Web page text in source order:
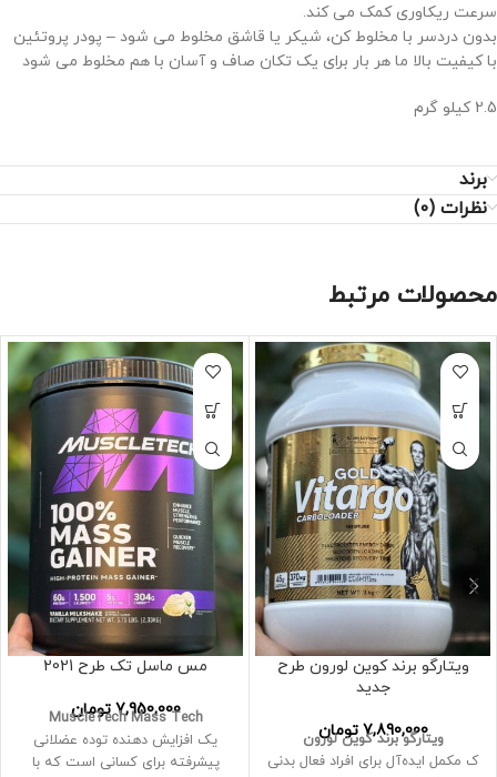
سرعت ریکاوری کمک می کند.
بدون دردسر با مخلوط کن، شیکر یا قاشق مخلوط می شود – پودر پروتئین
با کیفیت بالا ما هر بار برای یک تکان صاف و آسان با هم مخلوط می شود
2.5 کیلو گرم
برند
نظرات (0)
محصولات مرتبط
ویتارگو برند کوین لورون طرح
جدید
7,890,000 تومان
ویتارگو برند کوین لورون
ک مکمل ایده‌آل برای افراد فعال بدنی
مس ماسل تک طرح 2021
7,950,000 تومان
MuscleTech Mass Tech
یک افزایش دهنده توده عضلانی
پیشرفته برای کسانی است که با